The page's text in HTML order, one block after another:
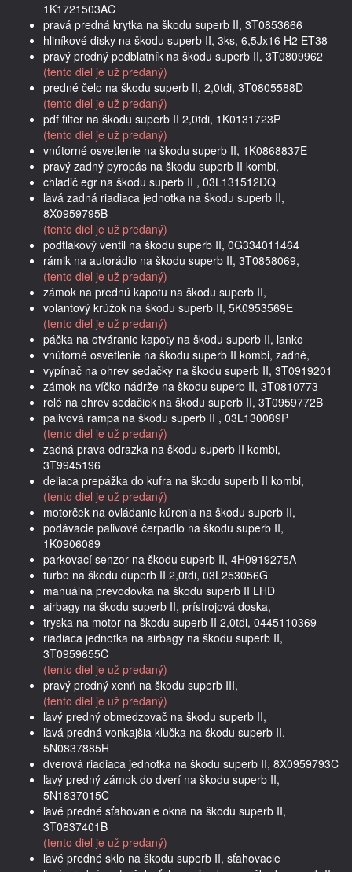
1K1721503AC
pravá predná krytka na škodu superb II, 3T0853666
hliníkové disky na škodu superb II, 3ks, 6,5Jx16 H2 ET38
pravý predný podblatník na škodu superb II, 3T0809962
(tento diel je už predaný)
predné čelo na škodu superb II, 2,0tdi, 3T0805588D
(tento diel je už predaný)
pdf filter na škodu superb II 2,0tdi, 1K0131723P
(tento diel je už predaný)
vnútorné osvetlenie na škodu superb II, 1K0868837E
pravý zadný pyropás na škodu superb II kombi,
chladič egr na škodu superb II , 03L131512DQ
ľavá zadná riadiaca jednotka na škodu superb II,
8X0959795B
(tento diel je už predaný)
podtlakový ventil na škodu superb II, 0G334011464
rámik na autorádio na škodu superb II, 3T0858069,
(tento diel je už predaný)
zámok na prednú kapotu na škodu superb II,
volantový krúžok na škodu superb II, 5K0953569E
(tento diel je už predaný)
páčka na otváranie kapoty na škodu superb II, lanko
vnútorné osvetlenie na škodu superb II kombi, zadné,
vypínač na ohrev sedačky na škodu superb II, 3T0919201
zámok na víčko nádrže na škodu superb II, 3T0810773
relé na ohrev sedačiek na škodu superb II, 3T0959772B
palivová rampa na škodu superb II , 03L130089P
(tento diel je už predaný)
zadná prava odrazka na škodu superb II kombi,
3T9945196
deliaca prepážka do kufra na škodu superb II kombi,
(tento diel je už predaný)
motorček na ovládanie kúrenia na škodu superb II,
podávacie palivové čerpadlo na škodu superb II,
1K0906089
parkovací senzor na škodu superb II, 4H0919275A
turbo na škodu duperb II 2,0tdi, 03L253056G
manuálna prevodovka na škodu superb II LHD
airbagy na škodu superb II, prístrojová doska,
tryska na motor na škodu superb II 2,0tdi, 0445110369
riadiaca jednotka na airbagy na škodu superb II,
3T0959655C
(tento diel je už predaný)
pravý predný xenń na škodu superb III,
(tento diel je už predaný)
ľavý predný obmedzovač na škodu superb II,
ľavá predná vonkajšia kľučka na škodu superb II,
5N0837885H
dverová riadiaca jednotka na škodu superb II, 8X0959793C
ľavý predný zámok do dverí na škodu superb II,
5N1837015C
ľavé predné sťahovanie okna na škodu superb II,
3T0837401B
(tento diel je už predaný)
ľavé predné sklo na škodu superb II, sťahovacie